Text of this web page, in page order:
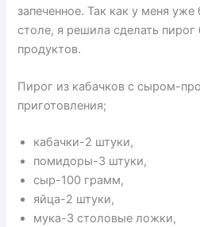
запеченное. Так как у меня
столе, я решила сделать
продуктов.
Пирог из кабачков с сыром-
приготовления;
кабачки-2 штуки,
помидоры-3 штуки,
сыр-100 грамм,
яйца-2 штуки,
мука-3 столовые ложки,